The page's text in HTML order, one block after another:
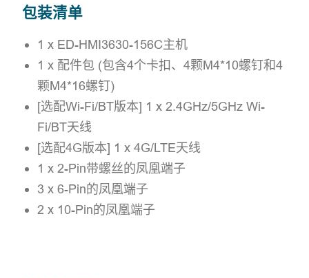
包装清单
1 x ED-HMI3630-156C主机
1 x 配件包 (包含4个卡扣、4颗M4*10螺钉和4
颗M4*16螺钉)
[选配Wi-Fi/BT版本] 1 x 2.4GHz/5GHz Wi-
Fi/BT天线
[选配4G版本] 1 x 4G/LTE天线
1 x 2-Pin带螺丝的凤凰端子
3 x 6-Pin的凤凰端子
2 x 10-Pin的凤凰端子